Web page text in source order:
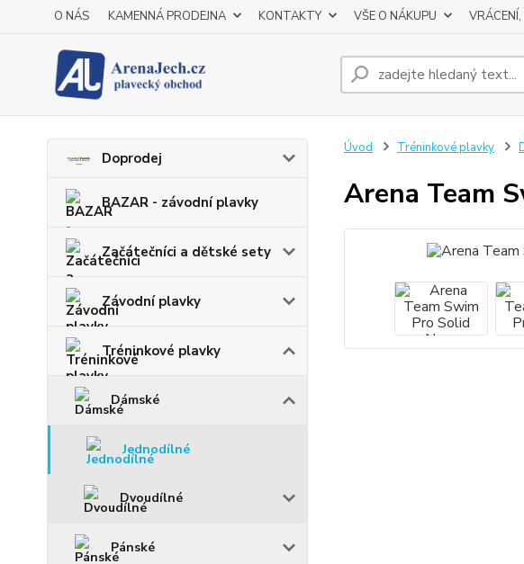
O NÁS KAMENNÁ PRODEJNA KONTAKTY VŠE O NÁKUPU
Doprodej
BAZAR - závodní plavky
Začátečníci a dětské sety
Závodní plavky
Tréninkové plavky
Dámské
Jednodílné
Dvoudílné
Pánské
Úvod Tréninkové plavky
Arena Team